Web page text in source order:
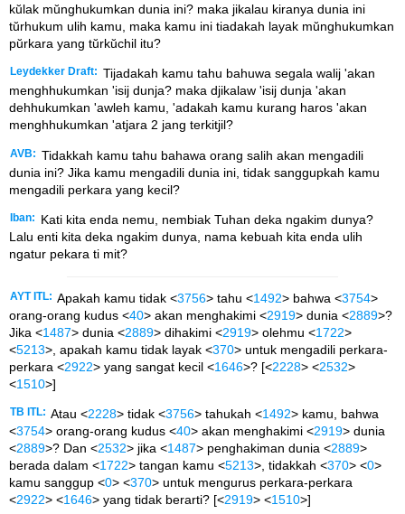
kŭlak mŭnghukumkan dunia ini? maka jikalau kiranya dunia ini
tŭrhukum ulih kamu, maka kamu ini tiadakah layak mŭnghukumkan
pŭrkara yang tŭrkŭchil itu?
Leydekker Draft: Tijadakah kamu tahu bahuwa segala walij 'akan
menghhukumkan 'isij dunja? maka djikalaw 'isij dunja 'akan
dehhukumkan 'awleh kamu, 'adakah kamu kurang haros 'akan
menghhukumkan 'atjara 2 jang terkitjil?
AVB: Tidakkah kamu tahu bahawa orang salih akan mengadili
dunia ini? Jika kamu mengadili dunia ini, tidak sanggupkah kamu
mengadili perkara yang kecil?
Iban:
Kati kita enda nemu, nembiak Tuhan deka ngakim dunya?
Lalu enti kita deka ngakim dunya, nama kebuah kita enda ulih
ngatur pekara ti mit?
AYT ITL: Apakah kamu tidak <3756> tahu <1492> bahwa <3754>
orang-orang kudus <40> akan menghakimi <2919> dunia <2889>?
Jika <1487> dunia <2889> dihakimi <2919> olehmu <1722>
<5213>, apakah kamu tidak layak <370> untuk mengadili perkara-
perkara <2922> yang sangat kecil <1646>? [<2228> <2532>
<1510>]
TB ITL: Atau <2228> tidak <3756> tahukah <1492> kamu, bahwa
<3754> orang-orang kudus <40> akan menghakimi <2919> dunia
<2889>? Dan <2532> jika <1487> penghakiman dunia <2889>
berada dalam <1722> tangan kamu <5213>, tidakkah <370> <0>
kamu sanggup <0> <370> untuk mengurus perkara-perkara
<2922> <1646> yang tidak berarti? [<2919> <1510>]